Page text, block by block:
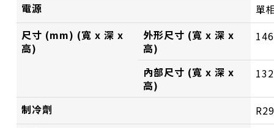
電源
單
尺寸 (mm) (寬 x 深 x
高)
外形尺寸 (寬 x 深 x
高)
內部尺寸 (寬 x 深 x
高)
制冷劑